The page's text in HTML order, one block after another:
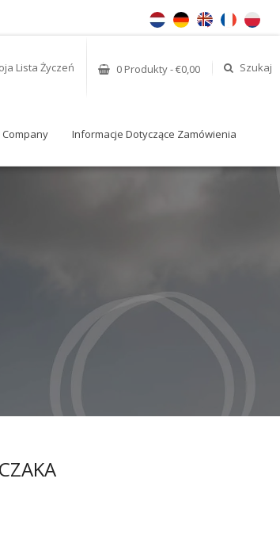
Lista Życzeń 0 Produkty - €0,00 Szukaj
Company Informacje Dotyczące Zamówienia